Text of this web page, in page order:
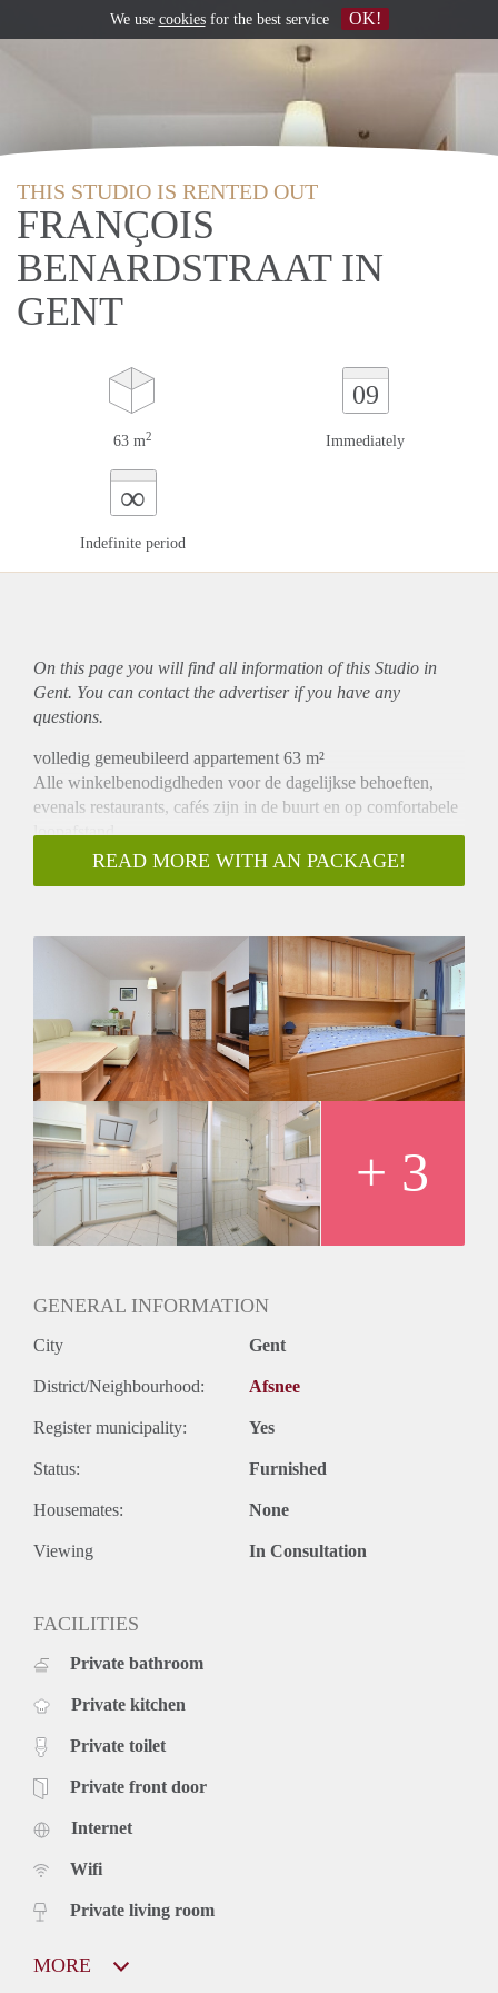
THIS STUDIO IS RENTED OUT
FRANÇOIS
BENARDSTRAAT IN
GENT
63 m2
09
Immediately
∞
Indefinite period
On this page you will find all information of this Studio in
Gent. You can contact the advertiser if you have any
questions.
volledig gemeubileerd appartement 63 m²
Alle winkelbenodigdheden voor de dagelijkse behoeften,
evenals restaurants, cafés zijn in de buurt en op comfortabele
loopafstand.
Woonkot is ingericht met een grote leren bank, een eettafel
met drie stoelen, een kastensysteem en een flatscreen tv.
De moderne en hoogwaardig ingerichte keuken is volledig
uitgerust met inductiekookplaat, vaatwasser en
combimagnetron.
Badkot met raam heeft een gelijkvloerse douche.
READ MORE WITH AN PACKAGE!
+ 3
GENERAL INFORMATION
City Gent
District/Neighbourhood: Afsnee
Register municipality: Yes
Status: Furnished
Housemates: None
Viewing In Consultation
FACILITIES
Private bathroom
Private kitchen
Private toilet
Private front door
Internet
Wifi
Private living room
MORE
We use cookiesfor the best service OK!